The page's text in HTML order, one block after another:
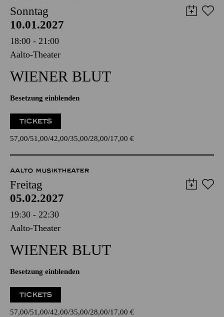
Sonntag
10.01.2027
18:00 - 21:00
Aalto-Theater
WIENER BLUT
Besetzung einblenden
TICKETS
57,00 51,00 42,00 35,00 28,00 17,00 €
AALTO MUSIKTHEATER
Freitag
05.02.2027
19:30 - 22:30
Aalto-Theater
WIENER BLUT
Besetzung einblenden
TICKETS
57,00 51,00 42,00 35,00 28,00 17,00 €